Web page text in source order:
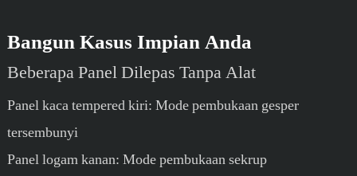
Bangun Kasus Impian Anda
Beberapa Panel Dilepas Tanpa Alat
Panel kaca tempered kiri: Mode pembukaan gesper
tersembunyi
Panel logam kanan: Mode pembukaan sekrup